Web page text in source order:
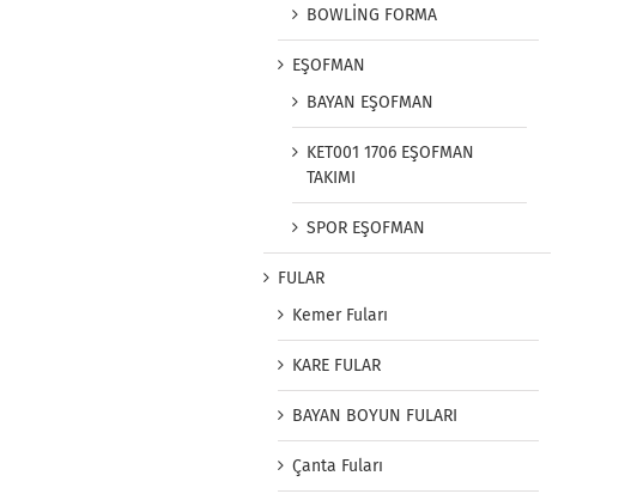
BOWLİNG FORMA
EŞOFMAN
BAYAN EŞOFMAN
KET001 1706 EŞOFMAN
TAKIMI
SPOR EŞOFMAN
FULAR
Kemer Fuları
KARE FULAR
BAYAN BOYUN FULARI
Çanta Fuları